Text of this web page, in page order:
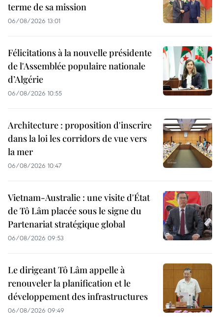
terme de sa mission
06/08/2026 13:01
Félicitations à la nouvelle présidente
de l'Assemblée populaire nationale
d’Algérie
06/08/2026 10:55
Architecture : proposition d'inscrire
dans la loi les corridors de vue vers
la mer
06/08/2026 10:47
Vietnam-Australie : une visite d'État
de Tô Lâm placée sous le signe du
Partenariat stratégique global
06/08/2026 09:53
Le dirigeant Tô Lâm appelle à
renouveler la planification et le
développement des infrastructures
06/08/2026 09:49